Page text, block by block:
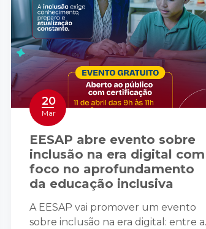
20
Mar
EESAP abre evento sobre
inclusão na era digital com
foco no aprofundamento
da educação inclusiva
A EESAP vai promover um evento
sobre inclusão na era digital: entre